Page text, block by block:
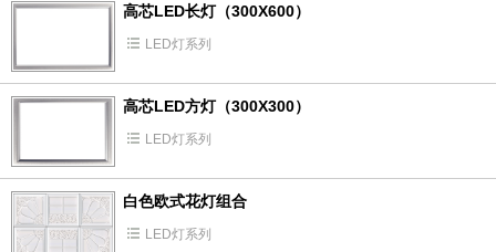
高芯LED长灯（300X600）
LED灯系列
高芯LED方灯（300X300）
LED灯系列
白色欧式花灯组合
LED灯系列